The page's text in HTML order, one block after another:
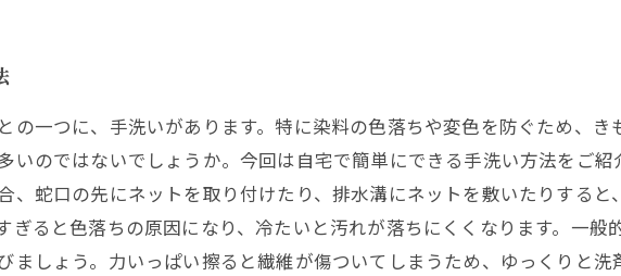
の一つに、手洗いがあります。特に染料の色落ちや変色を防ぐため、
いのではないでしょうか。今回は自宅で簡単にできる手洗い方法をご
、蛇口の先にネットを取り付けたり、排水溝にネットを敷いたりすると
ぎると色落ちの原因になり、冷たいと汚れが落ちにくくなります。一
ましょう。力いっぱい擦ると繊維が傷ついてしまうため、ゆっくりと洗